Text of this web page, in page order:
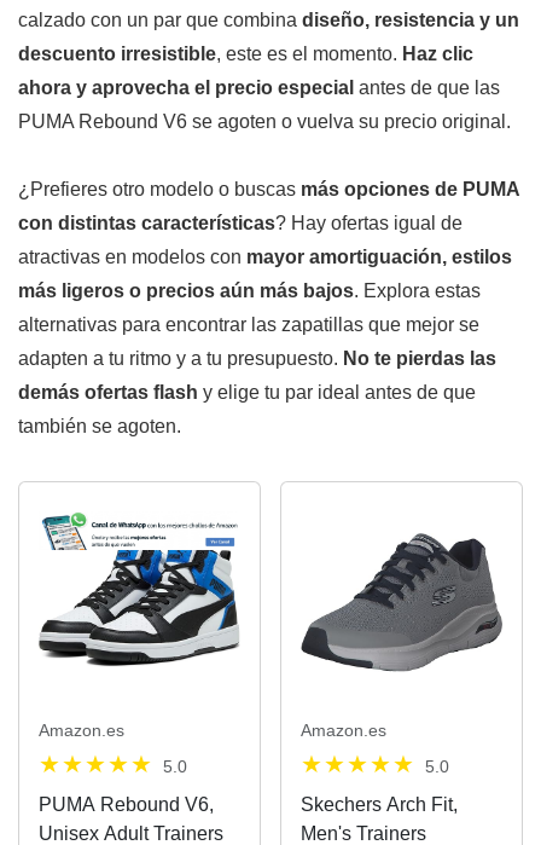
calzado con un par que combina diseño, resistencia y un
descuento irresistible, este es el momento. Haz clic
ahora y aprovecha el precio especial antes de que las
PUMA Rebound V6 se agoten o vuelva su precio original.
¿Prefieres otro modelo o buscas más opciones de PUMA
con distintas características? Hay ofertas igual de
atractivas en modelos con mayor amortiguación, estilos
más ligeros o precios aún más bajos. Explora estas
alternativas para encontrar las zapatillas que mejor se
adapten a tu ritmo y a tu presupuesto. No te pierdas las
demás ofertas flash y elige tu par ideal antes de que
también se agoten.
Amazon.es
5.0
PUMA Rebound V6,
Unisex Adult Trainers
Amazon.es
5.0
Skechers Arch Fit,
Men's Trainers